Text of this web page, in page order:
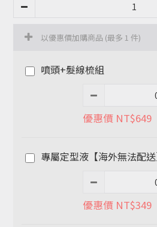
以優惠價加購商品 (最多 1 件)
噴頭+髮線梳組
優惠價 NT$649
專屬定型液【海外無法配送
優惠價 NT$349